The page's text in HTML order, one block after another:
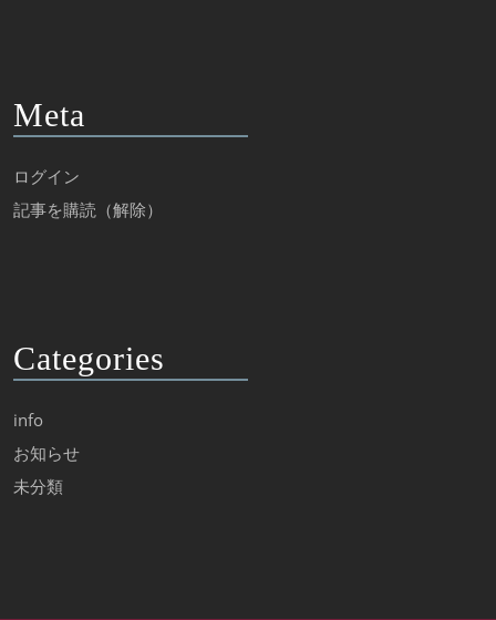
Meta
ログイン
記事を購読（解除）
Categories
info
お知らせ
未分類